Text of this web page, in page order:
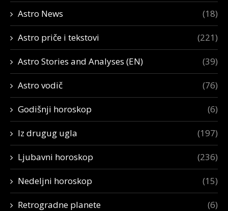
Astro News (18)
Astro priče i tekstovi (221)
Astro Stories and Analyses (EN) (39)
Astro vodič (76)
Godišnji horoskop (6)
Iz drugug ugla (197)
Ljubavni horoskop (236)
Nedeljni horoskop (15)
Retrogradne planete (6)